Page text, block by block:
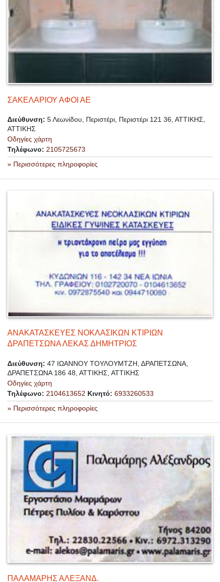
ΣΑΚΕΛΑΡΙΟΥ ΑΦΟΙ ΑΕ
Διεύθυνση: 5 Λεωνίδου, Περιστέρι, Περιστέρι 121 36, ΑΤΤΙΚΗΣ,
ΑΤΤΙΚΗΣ
Οδηγίες χάρτη
Τηλέφωνο: 2105725673
» Περισσότερες πληροφορίες
ΑΝΑΚΑΤΑΣΚΕΥΕΣ ΝΟΚΛΑΣΙΚΩΝ ΚΤΙΡΙΩΝ
ΔΡΑΠΕΤΣΩΝΑ ΛΕΚΑΣ ΔΗΜΗΤΡΙΟΣ
Διεύθυνση: 47 ΙΩΑΝΝΟΥ ΤΟΥΛΟΥΜΤΖΗ, ΔΡΑΠΕΤΣΩΝΑ,
ΔΡΑΠΕΤΣΩΝΑ 186 48, ΑΤΤΙΚΗΣ, ΑΤΤΙΚΗΣ
Οδηγίες χάρτη
Τηλέφωνο: 2104613652 Κινητό: 6933260533
» Περισσότερες πληροφορίες
ΠΑΛΑΜΑΡΗΣ ΑΛΕΞΑΝΔ.